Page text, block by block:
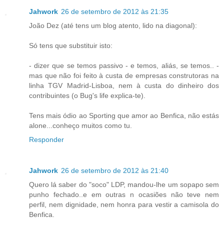
Jahwork 26 de setembro de 2012 às 21:35
João Dez (até tens um blog atento, lido na diagonal):
Só tens que substituir isto:
- dizer que se temos passivo - e temos, aliás, se temos.. -
mas que não foi feito à custa de empresas construtoras na
linha TGV Madrid-Lisboa, nem à custa do dinheiro dos
contribuintes (o Bug's life explica-te).
Tens mais ódio ao Sporting que amor ao Benfica, não estás
alone...conheço muitos como tu.
Responder
Jahwork 26 de setembro de 2012 às 21:40
Quero lá saber do "soco" LDP, mandou-lhe um sopapo sem
punho fechado..e em outras n ocasiões não teve nem
perfil, nem dignidade, nem honra para vestir a camisola do
Benfica.